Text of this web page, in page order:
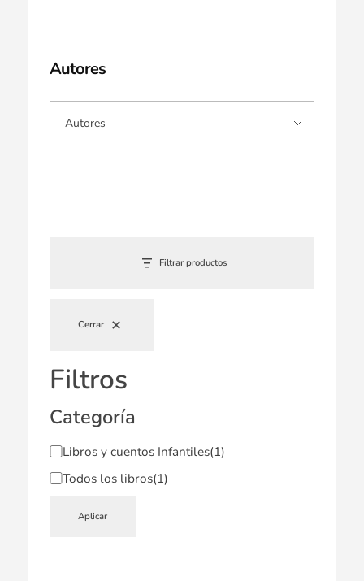
Autores
Filtrar productos
Cerrar
Filtros
Categoría
Libros y cuentos Infantiles(1)
Todos los libros(1)
Aplicar